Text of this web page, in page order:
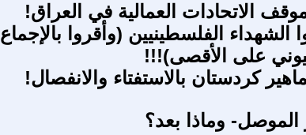
الاتحادات العمالية في العراق!
الشهداء الفلسطينيين (وأقروا بالإجماع
على الأقصى)!!!
كردستان بالاستفتاء والانفصال!
الموصل- وماذا بعد؟